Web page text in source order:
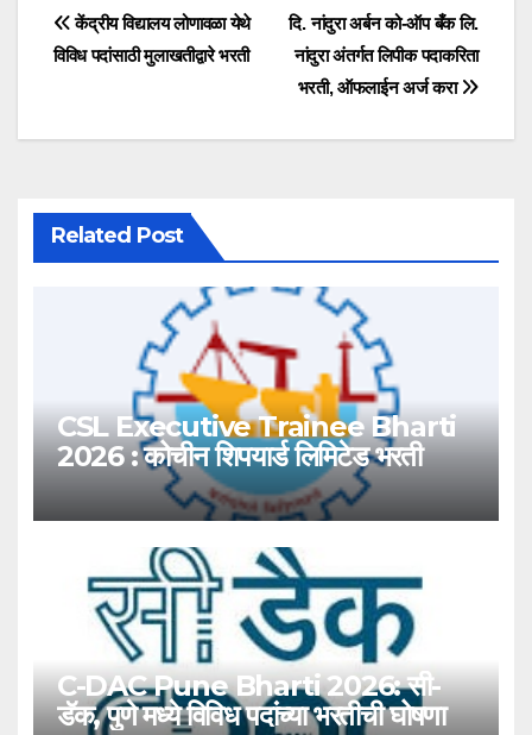
Post
navigation
दि. नांदुरा अर्बन को-ऑप बँक लि.
नांदुरा अंतर्गत लिपीक पदाकरिता
भरती, ऑफलाईन अर्ज करा
केंद्रीय विद्यालय लोणावळा येथे
विविध पदांसाठी मुलाखतीद्वारे भरती
Related Post
CSL Executive Trainee Bharti
2026 : कोचीन शिपयार्ड लिमिटेड भरती
C-DAC Pune Bharti 2026: सी-
डॅक, पुणे मध्ये विविध पदांच्या भरतीची घोषणा